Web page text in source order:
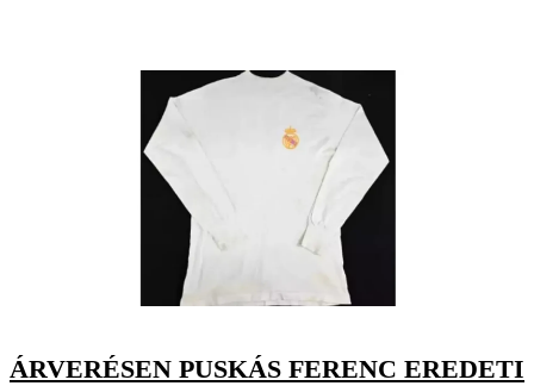
ÁRVERÉSEN PUSKÁS FERENC EREDETI